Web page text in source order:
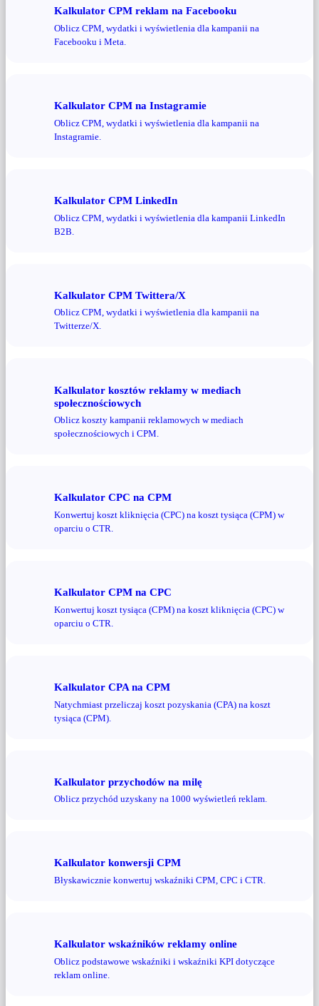
Kalkulator CPM reklam na Facebooku
Oblicz CPM, wydatki i wyświetlenia dla kampanii na
Facebooku i Meta.
Kalkulator CPM na Instagramie
Oblicz CPM, wydatki i wyświetlenia dla kampanii na
Instagramie.
Kalkulator CPM LinkedIn
Oblicz CPM, wydatki i wyświetlenia dla kampanii LinkedIn
B2B.
Kalkulator CPM Twittera/X
Oblicz CPM, wydatki i wyświetlenia dla kampanii na
Twitterze/X.
Kalkulator kosztów reklamy w mediach
społecznościowych
Oblicz koszty kampanii reklamowych w mediach
społecznościowych i CPM.
Kalkulator CPC na CPM
Konwertuj koszt kliknięcia (CPC) na koszt tysiąca (CPM) w
oparciu o CTR.
Kalkulator CPM na CPC
Konwertuj koszt tysiąca (CPM) na koszt kliknięcia (CPC) w
oparciu o CTR.
Kalkulator CPA na CPM
Natychmiast przeliczaj koszt pozyskania (CPA) na koszt
tysiąca (CPM).
Kalkulator przychodów na milę
Oblicz przychód uzyskany na 1000 wyświetleń reklam.
Kalkulator konwersji CPM
Błyskawicznie konwertuj wskaźniki CPM, CPC i CTR.
Kalkulator wskaźników reklamy online
Oblicz podstawowe wskaźniki i wskaźniki KPI dotyczące
reklam online.